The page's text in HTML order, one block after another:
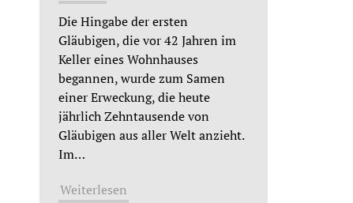
Die Hingabe der ersten
Gläubigen, die vor 42 Jahren im
Keller eines Wohnhauses
begannen, wurde zum Samen
einer Erweckung, die heute
jährlich Zehntausende von
Gläubigen aus aller Welt anzieht.
Im…
Weiterlesen